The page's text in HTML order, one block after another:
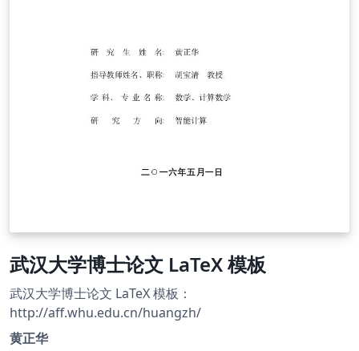
武汉大学博士论文 LaTeX 模板
武汉大学博士论文 LaTeX 模板：
http://aff.whu.edu.cn/huangzh/
黄正华